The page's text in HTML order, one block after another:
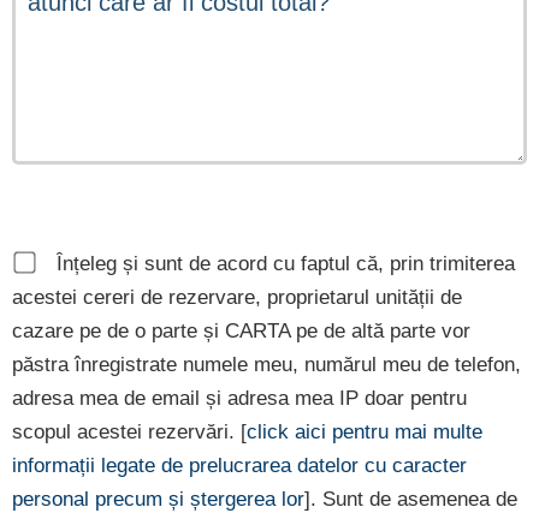
Înțeleg și sunt de acord cu faptul că, prin trimiterea
acestei cereri de rezervare, proprietarul unității de
cazare pe de o parte și CARTA pe de altă parte vor
păstra înregistrate numele meu, numărul meu de telefon,
adresa mea de email și adresa mea IP doar pentru
scopul acestei rezervări. [click aici pentru mai multe
informații legate de prelucrarea datelor cu caracter
personal precum și ștergerea lor]. Sunt de asemenea de